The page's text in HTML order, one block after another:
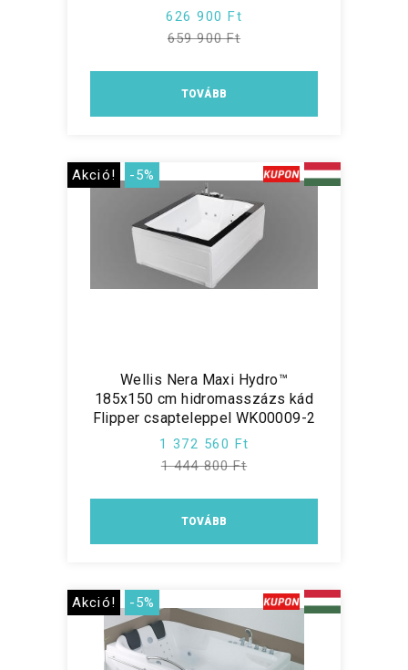
626 900 Ft
659 900 Ft
TOVÁBB
Akció! -5%
Wellis Nera Maxi Hydro™
185x150 cm hidromasszázs kád
Flipper csapteleppel WK00009-2
1 372 560 Ft
1 444 800 Ft
TOVÁBB
Akció! -5%